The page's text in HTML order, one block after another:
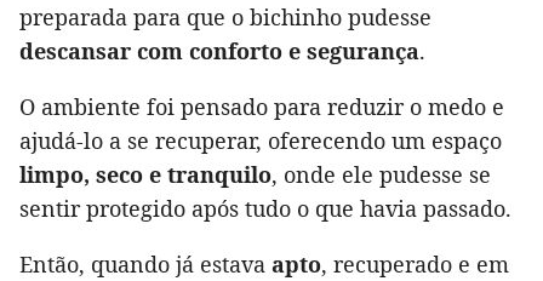
preparada para que o bichinho pudesse
descansar com conforto e segurança.
O ambiente foi pensado para reduzir o medo e
ajudá-lo a se recuperar, oferecendo um espaço
limpo, seco e tranquilo, onde ele pudesse se
sentir protegido após tudo o que havia passado.
Então, quando já estava apto, recuperado e em